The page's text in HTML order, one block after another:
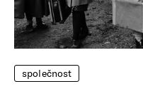
společnost